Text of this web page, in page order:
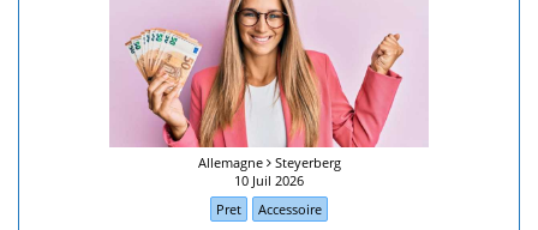
Allemagne Steyerberg
10 Juil 2026
Pret
Accessoire